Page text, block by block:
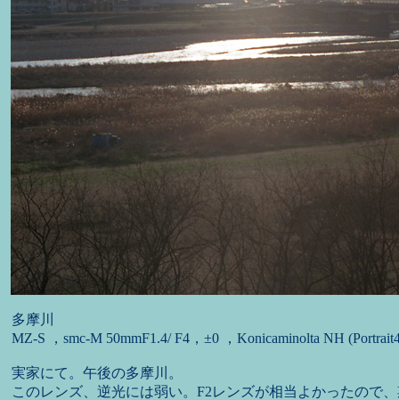
多摩川
MZ-S ，smc-M 50mmF1.4/ F4，±0 ，Konicaminolta NH
実家にて。午後の多摩川。
このレンズ、逆光には弱い。F2レンズが相当よかったので